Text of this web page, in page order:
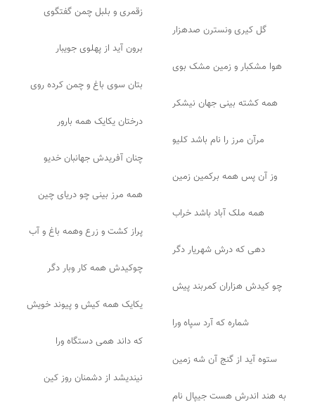
زقمری و بلبل چمن گفتگوی
گل کیری ونسترن صدهزار
برون آید از پهلوی جویبار
هوا مشکبار و زمین مشک بوی
بتان سوی باغ و چمن کرده روی
همه کشته بینی جهان نیشکر
درختان یکایک همه بارور
مرآن مرز را نام باشد کلیو
چنان آفریدش جهانبان خدیو
وز آن پس همه برکمین زمین
همه مرز بینی چو دریای چین
همه ملک آباد باشد خراب
پراز کشت و زرع وهمه باغ و آب
دهی که درش شهریار دگر
چوکیدش همه کار وبار دگر
چو کیدش هزاران کمربند پیش
یکایک همه کیش و پیوند خویش
شماره که آرد سپاه ورا
که داند همی دستگاه ورا
ستوه آید از گنج آن شه زمین
نیندیشد از دشمنان روز کین
به هند اندرش هست جیپال نام